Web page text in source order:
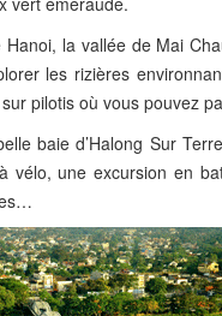
la vallée de Mai
les rizières
pilotis où vous pouvez
baie d’Halong Sur
vélo, une excursion en